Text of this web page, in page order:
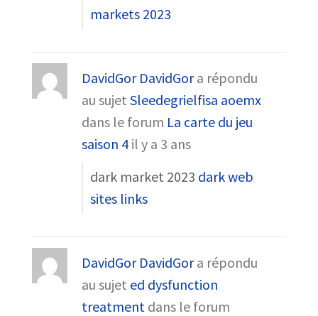
markets 2023
DavidGor DavidGora répondu
au sujetSleedegrielfisa aoemx
dans le forum La carte du jeu
saison 4 il y a 3 ans
dark market 2023 dark web
sites links
DavidGor DavidGora répondu
au sujet ed dysfunction
treatment dans le forum